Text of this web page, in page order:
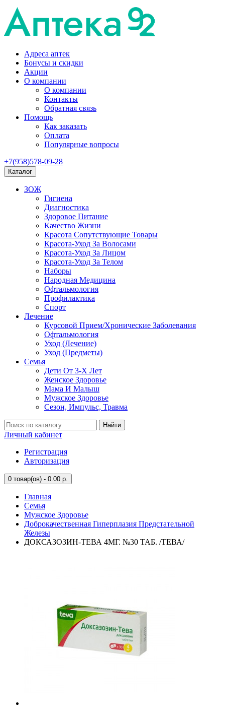
Адреса аптек
Бонусы и скидки
Акции
О компании
О компании
Контакты
Обратная связь
Помощь
Как заказать
Оплата
Популярные вопросы
+7(958)578-09-28
Каталог
ЗОЖ
Гигиена
Диагностика
Здоровое Питание
Качество Жизни
Красота Сопутствующие Товары
Красота-Уход За Волосами
Красота-Уход За Лицом
Красота-Уход За Телом
Наборы
Народная Медицина
Офтальмология
Профилактика
Спорт
Лечение
Курсовой Прием/Хронические Заболевания
Офтальмология
Уход (Лечение)
Уход (Предметы)
Семья
Дети От 3-Х Лет
Женское Здоровье
Мама И Малыш
Мужское Здоровье
Сезон, Импульс, Травма
Найти
Личный кабинет
Регистрация
Авторизация
0 товар(ов) - 0.00 р.
Главная
Семья
Мужское Здоровье
Доброкачественная Гиперплазия Предстательной
Железы
ДОКСАЗОЗИН-ТЕВА 4МГ. №30 ТАБ. /ТЕВА/